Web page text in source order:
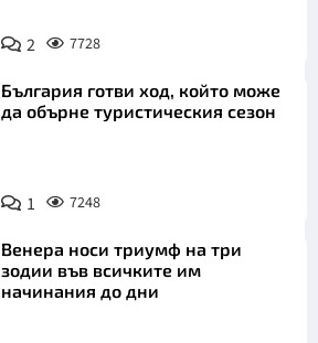
2 7728
България готви ход, който може
да обърне туристическия сезон
1 7248
Венера носи триумф на три
зодии във всичките им
начинания до дни